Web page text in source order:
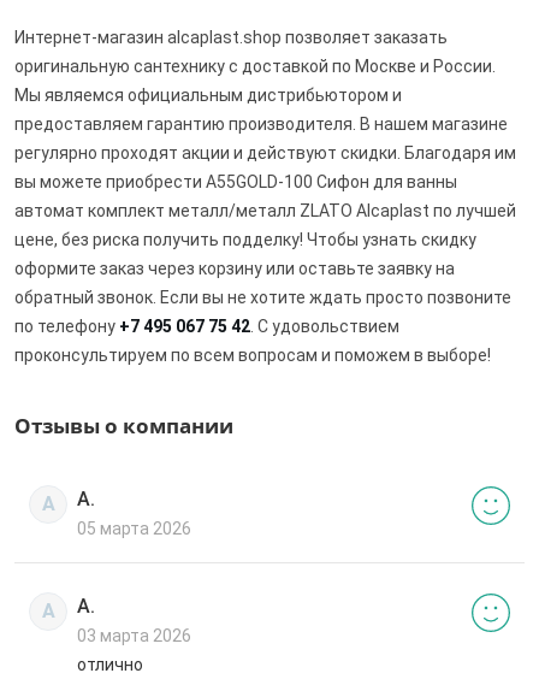
Интернет-магазин alcaplast.shop позволяет заказать
оригинальную сантехнику с доставкой по Москве и России.
Мы являемся официальным дистрибьютором и
предоставляем гарантию производителя. В нашем магазине
регулярно проходят акции и действуют скидки. Благодаря им
вы можете приобрести A55GOLD-100 Сифон для ванны
автомат комплект металл/металл ZLATO Alcaplast по лучшей
цене, без риска получить подделку! Чтобы узнать скидку
оформите заказ через корзину или оставьте заявку на
обратный звонок. Если вы не хотите ждать просто позвоните
по телефону +7 495 067 75 42 . С удовольствием
проконсультируем по всем вопросам и поможем в выборе!
Отзывы о компании
А А.
05 марта 2026
А А.
03 марта 2026
отлично